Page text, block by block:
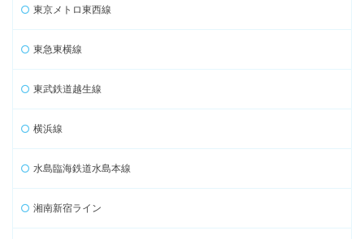
東京メトロ東西線
東急東横線
東武鉄道越生線
横浜線
水島臨海鉄道水島本線
湘南新宿ライン